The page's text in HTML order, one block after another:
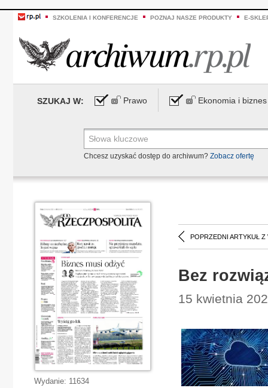
SZKOLENIA I KONFERENCJE POZNAJ NASZE PRODUKTY E-
SZUKAJ W: Prawo Ekonomia i biznes
Chcesz uzyskać dostęp do archiwum? Zobacz ofertę
POPRZEDNI ARTYKUŁ Z
Bez
15 kwietnia
Wydanie: 11634